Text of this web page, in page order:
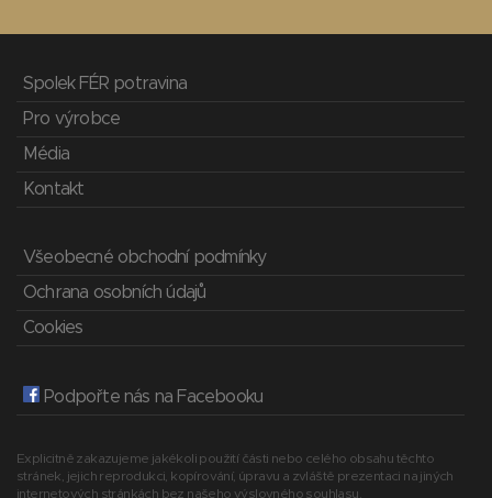
Spolek FÉR potravina
Pro výrobce
Média
Kontakt
Všeobecné obchodní podmínky
Ochrana osobních údajů
Cookies
Podpořte nás na Facebooku
Explicitně zakazujeme jakékoli použití části nebo celého obsahu těchto
stránek, jejich reprodukci, kopírování, úpravu a zvláště prezentaci na jiných
internetových stránkách bez našeho výslovného souhlasu.